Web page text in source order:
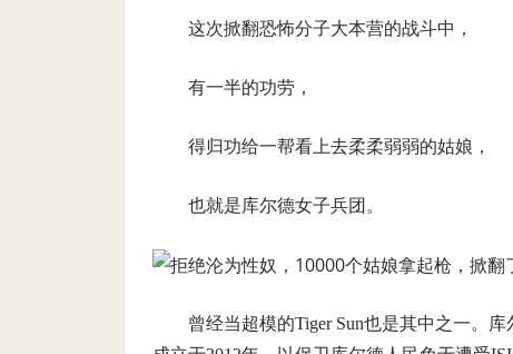
这次掀翻恐怖分子大本营的战斗中，
有一半的功劳，
得归功给一帮看上去柔柔弱弱的姑娘，
也就是库尔德女子兵团。
曾经当超模的Tiger Sun也是其中之一。